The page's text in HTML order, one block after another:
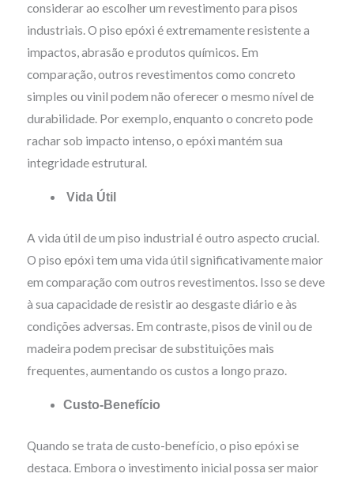
considerar ao escolher um revestimento para pisos
industriais. O piso epóxi é extremamente resistente a
impactos, abrasão e produtos químicos. Em
comparação, outros revestimentos como concreto
simples ou vinil podem não oferecer o mesmo nível de
durabilidade. Por exemplo, enquanto o concreto pode
rachar sob impacto intenso, o epóxi mantém sua
integridade estrutural.
Vida Útil
A vida útil de um piso industrial é outro aspecto crucial.
O piso epóxi tem uma vida útil significativamente maior
em comparação com outros revestimentos. Isso se deve
à sua capacidade de resistir ao desgaste diário e às
condições adversas. Em contraste, pisos de vinil ou de
madeira podem precisar de substituições mais
frequentes, aumentando os custos a longo prazo.
Custo-Benefício
Quando se trata de custo-benefício, o piso epóxi se
destaca. Embora o investimento inicial possa ser maior